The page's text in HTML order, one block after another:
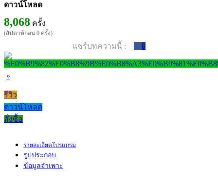
ดาวน์โหลด
8,068 ครั้ง
(สัปดาห์ก่อน 0 ครั้ง)
แชร์บทความนี้ : 0
»
รีวิว
ดาวน์โหลด
สั่งซื้อ
รายละเอียดโปรแกรม
รูปประกอบ
ข้อมูลจำเพาะ